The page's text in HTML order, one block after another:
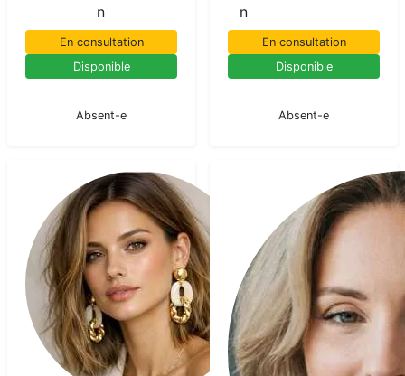
n
En consultation
Disponible
Absent-e
n
En consultation
Disponible
Absent-e
Sarra
Medium
pur